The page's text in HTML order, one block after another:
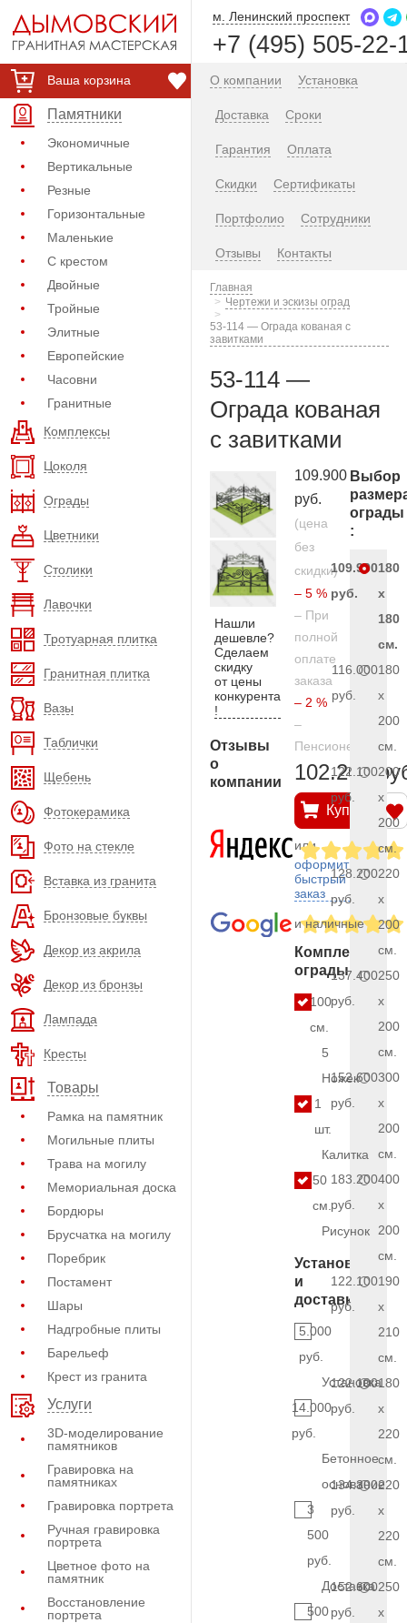
Ваша корзина
Памятники
Экономичные
Вертикальные
Резные
Горизонтальные
Маленькие
С крестом
Двойные
Тройные
Элитные
Европейские
Часовни
Гранитные
Комплексы
Цоколя
Ограды
Цветники
Столики
Лавочки
Тротуарная плитка
Гранитная плитка
Вазы
Таблички
Щебень
Фотокерамика
Фото на стекле
Вставка из гранита
Бронзовые буквы
Декор из акрила
Декор из бронзы
Лампада
Кресты
Товары
Рамка на памятник
Могильные плиты
Трава на могилу
Мемориальная доска
Бордюры
Брусчатка на могилу
Поребрик
Постамент
Шары
Надгробные плиты
Барельеф
Крест из гранита
Услуги
3D-моделирование
памятников
Гравировка на
памятниках
Гравировка портрета
Ручная гравировка
портрета
Цветное фото на
памятник
Восстановление
портрета
м. Ленинский проспект
+7 (495) 505-22-
О компании Установка
Доставка Сроки
Гарантия Оплата
Скидки Сертификаты
Портфолио Сотрудники
Отзывы Контакты
Главная
Чертежи и эскизы оград
53-114 — Ограда кованая с
завитками
53-114 —
Ограда кованая
с завитками
Нашли
дешевле?
Сделаем
скидку
от цены
конкурента
!
Отзывы
о
компании
109.900
руб.
(цена
без
скидки)
– 5 %
– При
полной
оплате
заказа
– 2 %
–
Пенсионерам
102.200
Купить
или
оформить
быстрый
заказ
и наличные
Комплект
ограды
100
см.
5
Ножек
1
шт.
Калитка
50
см.
Рисунок
Установка
и
доставка
5.000
руб.
Установка
14.000
руб.
Бетонное
основание
3
500
руб.
Доставка
500
Выбор
ограды
:
109.900
руб.
180
x
180
см.
116.000
руб.
180
x
200
см.
122.100
руб.
200
x
200
см.
128.200
руб.
220
x
200
см.
137.400
руб.
250
x
200
см.
152.600
руб.
300
x
200
см.
183.200
руб.
400
x
200
см.
122.100
руб.
190
x
210
см.
122.100
руб.
180
x
220
см.
134.300
руб.
220
x
220
см.
152.600
руб.
250
x